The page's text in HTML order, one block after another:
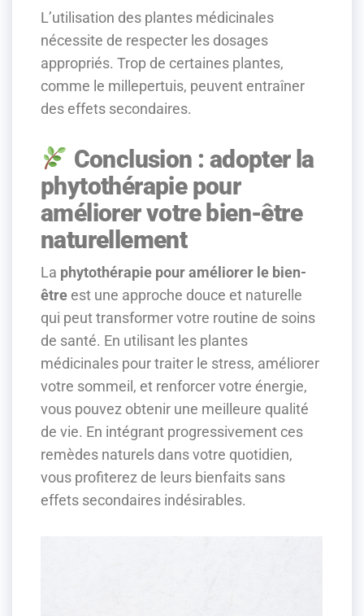
L’utilisation des plantes médicinales
nécessite de respecter les dosages
appropriés. Trop de certaines plantes,
comme le millepertuis, peuvent entraîner
des effets secondaires.
Conclusion : adopter la
phytothérapie pour
améliorer votre bien-être
naturellement
La phytothérapie pour améliorer le bien-
être est une approche douce et naturelle
qui peut transformer votre routine de soins
de santé. En utilisant les plantes
médicinales pour traiter le stress, améliorer
votre sommeil, et renforcer votre énergie,
vous pouvez obtenir une meilleure qualité
de vie. En intégrant progressivement ces
remèdes naturels dans votre quotidien,
vous profiterez de leurs bienfaits sans
effets secondaires indésirables.